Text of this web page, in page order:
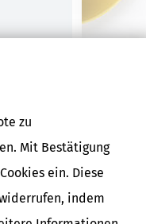
zu
Mit Bestätigung
ein. Diese
indem
Ja,